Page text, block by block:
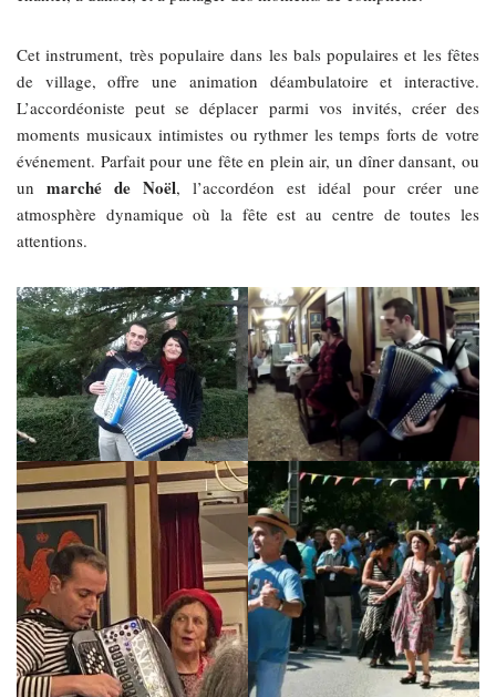
Cet instrument, très populaire dans les bals populaires et les fêtes
de village, offre une animation déambulatoire et interactive.
L’accordéoniste peut se déplacer parmi vos invités, créer des
moments musicaux intimistes ou rythmer les temps forts de votre
événement. Parfait pour une fête en plein air, un dîner dansant, ou
un marché de Noël, l’accordéon est idéal pour créer une
atmosphère dynamique où la fête est au centre de toutes les
attentions.